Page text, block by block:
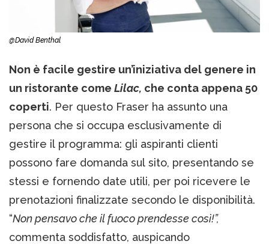
@David Benthal
Non è facile gestire un’iniziativa del genere in
un ristorante come Lilac, che conta appena 50
coperti. Per questo Fraser ha assunto una
persona che si occupa esclusivamente di
gestire il programma: gli aspiranti clienti
possono fare domanda sul sito, presentando se
stessi e fornendo date utili, per poi ricevere le
prenotazioni finalizzate secondo le disponibilità.
“Non pensavo che il fuoco prendesse così!”,
commenta soddisfatto, auspicando